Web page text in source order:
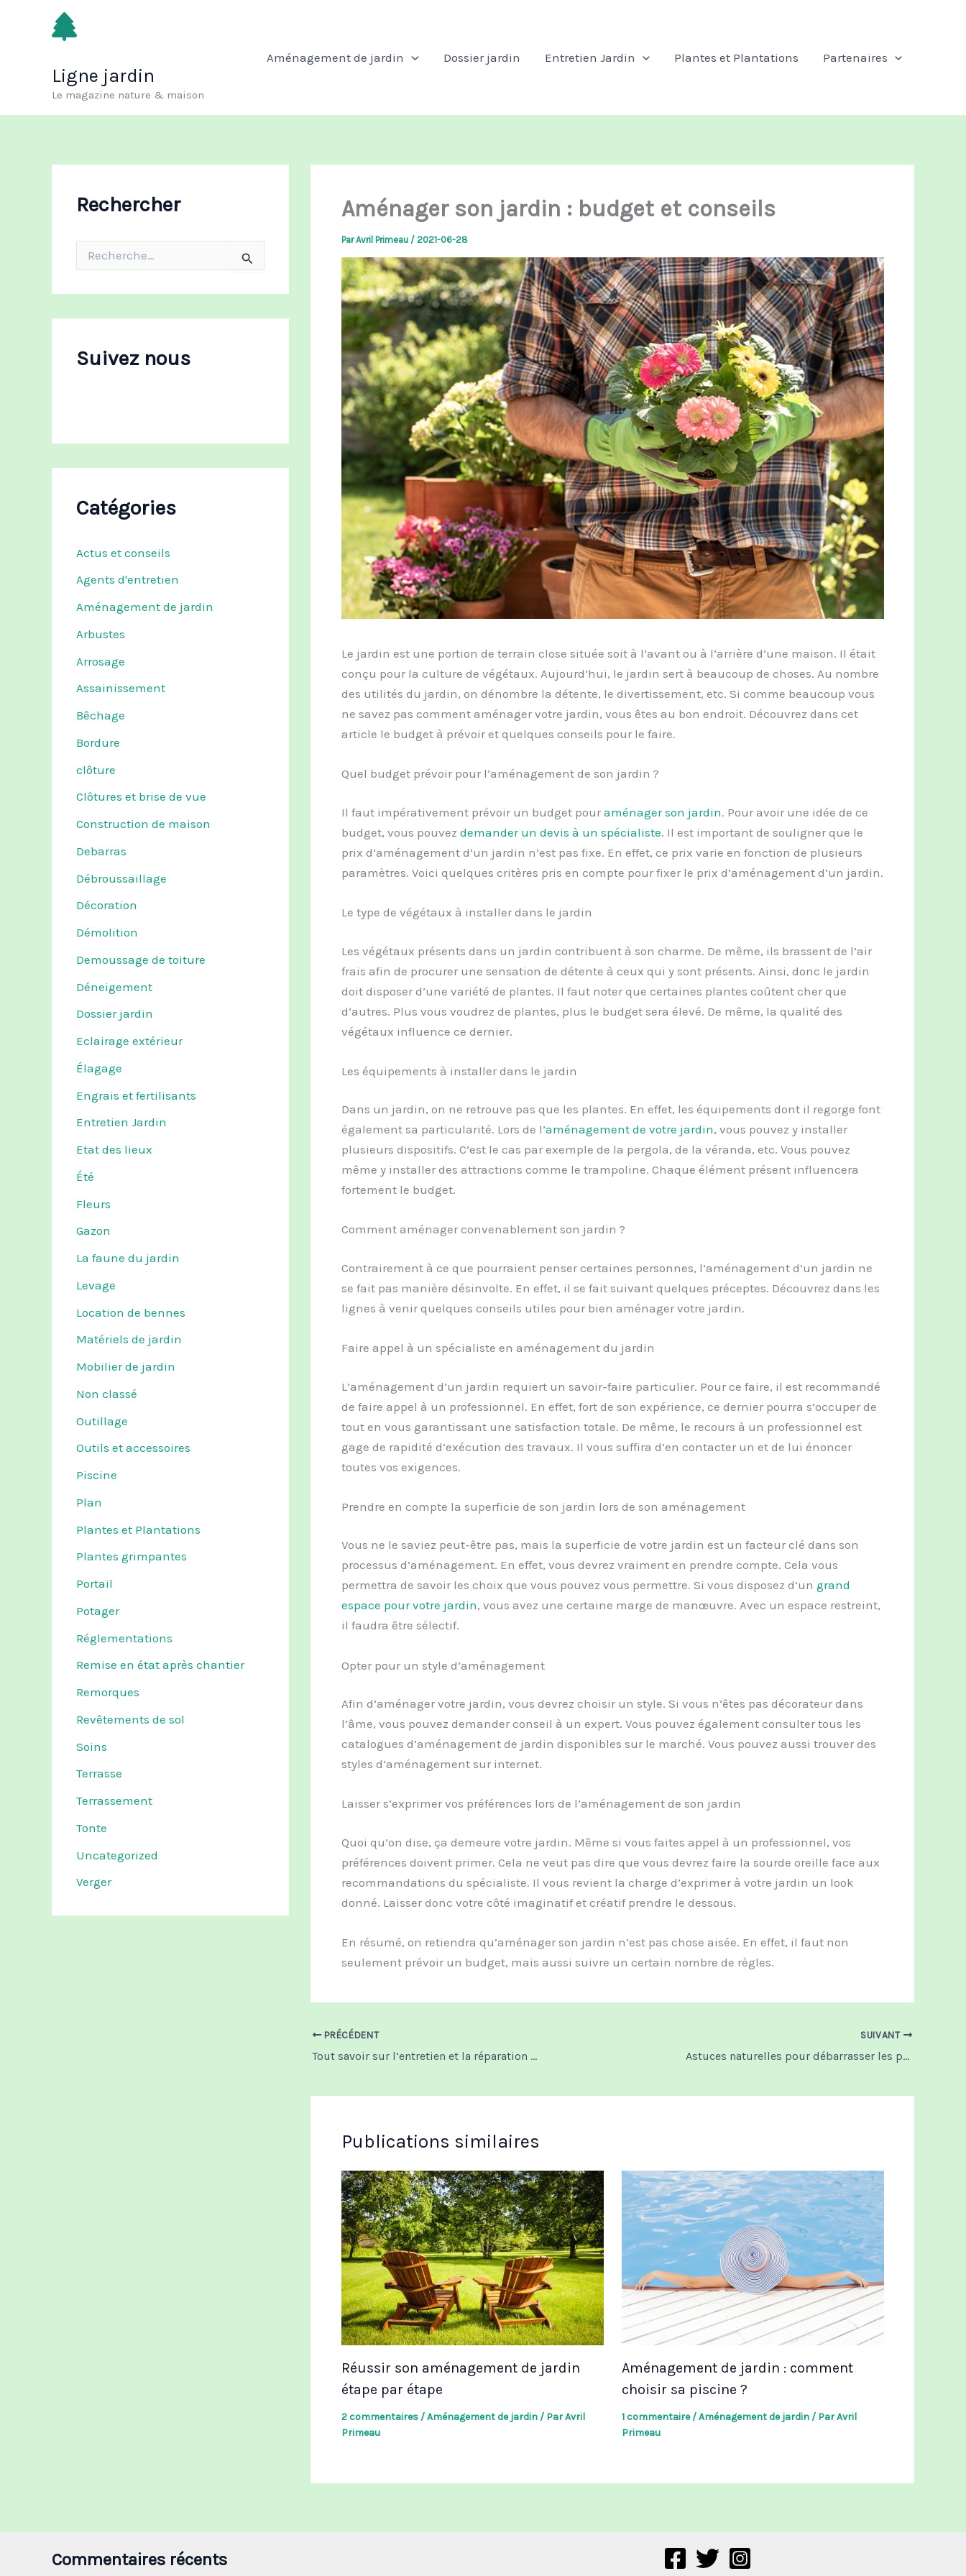
Ligne jardin
Le magazine nature & maison
Aménagement de jardin Dossier jardin Entretien Jardin Plantes et Plantations Partenaires
Rechercher
r
eSuivez nous
Catégories
Actus et conseils
Agents d'entretien
Aménagement de jardin
Arbustes
Arrosage
Assainissement
Bêchage
Bordure
clôture
Clôtures et brise de vue
Construction de maison
Debarras
Débroussaillage
Décoration
Démolition
Demoussage de toiture
Déneigement
Dossier jardin
Eclairage extérieur
Élagage
Engrais et fertilisants
Entretien Jardin
Etat des lieux
Été
Fleurs
Gazon
La faune du jardin
Levage
Location de bennes
Matériels de jardin
Mobilier de jardin
Non classé
Outillage
Outils et accessoires
Piscine
Plan
Plantes et Plantations
Plantes grimpantes
Portail
Potager
Réglementations
Remise en état après chantier
Remorques
Revêtements de sol
Soins
Terrasse
Terrassement
Tonte
Uncategorized
Verger
Aménager son jardin : budget et conseils
ParAvril Primeau / 2021-06-28
Le jardin est une portion de terrain close située soit à l’avant ou à l’arrière d’une maison. Il était
conçu pour la culture de végétaux. Aujourd’hui, le jardin sert à beaucoup de choses. Au nombre
des utilités du jardin, on dénombre la détente, le divertissement, etc. Si comme beaucoup vous
ne savez pas comment aménager votre jardin, vous êtes au bon endroit. Découvrez dans cet
article le budget à prévoir et quelques conseils pour le faire.
Quel budget prévoir pour l’aménagement de son jardin ?
Il faut impérativement prévoir un budget pour aménager son jardin. Pour avoir une idée de ce
budget, vous pouvez demander un devis à un spécialiste. Il est important de souligner que le
prix d’aménagement d’un jardin n’est pas fixe. En effet, ce prix varie en fonction de plusieurs
paramètres. Voici quelques critères pris en compte pour fixer le prix d’aménagement d’un jardin.
Le type de végétaux à installer dans le jardin
Les végétaux présents dans un jardin contribuent à son charme. De même, ils brassent de l’air
frais afin de procurer une sensation de détente à ceux qui y sont présents. Ainsi, donc le jardin
doit disposer d’une variété de plantes. Il faut noter que certaines plantes coûtent cher que
d’autres. Plus vous voudrez de plantes, plus le budget sera élevé. De même, la qualité des
végétaux influence ce dernier.
Les équipements à installer dans le jardin
Dans un jardin, on ne retrouve pas que les plantes. En effet, les équipements dont il regorge font
également sa particularité. Lors de l’aménagement de votre jardin, vous pouvez y installer
plusieurs dispositifs. C’est le cas par exemple de la pergola, de la véranda, etc. Vous pouvez
même y installer des attractions comme le trampoline. Chaque élément présent influencera
fortement le budget.
Comment aménager convenablement son jardin ?
Contrairement à ce que pourraient penser certaines personnes, l’aménagement d’un jardin ne
se fait pas manière désinvolte. En effet, il se fait suivant quelques préceptes. Découvrez dans les
lignes à venir quelques conseils utiles pour bien aménager votre jardin.
Faire appel à un spécialiste en aménagement du jardin
L’aménagement d’un jardin requiert un savoir-faire particulier. Pour ce faire, il est recommandé
de faire appel à un professionnel. En effet, fort de son expérience, ce dernier pourra s’occuper de
tout en vous garantissant une satisfaction totale. De même, le recours à un professionnel est
gage de rapidité d’exécution des travaux. Il vous suffira d’en contacter un et de lui énoncer
toutes vos exigences.
Prendre en compte la superficie de son jardin lors de son aménagement
Vous ne le saviez peut-être pas, mais la superficie de votre jardin est un facteur clé dans son
processus d’aménagement. En effet, vous devrez vraiment en prendre compte. Cela vous
permettra de savoir les choix que vous pouvez vous permettre. Si vous disposez d’un grand
espace pour votre jardin, vous avez une certaine marge de manœuvre. Avec un espace restreint,
il faudra être sélectif.
Opter pour un style d’aménagement
Afin d’aménager votre jardin, vous devrez choisir un style. Si vous n’êtes pas décorateur dans
l’âme, vous pouvez demander conseil à un expert. Vous pouvez également consulter tous les
catalogues d’aménagement de jardin disponibles sur le marché. Vous pouvez aussi trouver des
styles d’aménagement sur internet.
Laisser s’exprimer vos préférences lors de l’aménagement de son jardin
Quoi qu’on dise, ça demeure votre jardin. Même si vous faites appel à un professionnel, vos
préférences doivent primer. Cela ne veut pas dire que vous devrez faire la sourde oreille face aux
recommandations du spécialiste. Il vous revient la charge d’exprimer à votre jardin un look
donné. Laisser donc votre côté imaginatif et créatif prendre le dessous.
En résumé, on retiendra qu’aménager son jardin n’est pas chose aisée. En effet, il faut non
seulement prévoir un budget, mais aussi suivre un certain nombre de règles.
PRÉCÉDENT
Tout savoir sur l’entretien et la réparation d’une scie à chaîne
SUIVANT
Astuces naturelles pour débarrasser les parasites du jardin
Publications similaires
Réussir son aménagement de jardin
étape par étape
2 commentaires /Aménagement de jardin/ ParAvril
Primeau
Aménagement de jardin : comment
choisir sa piscine ?
1 commentaire /Aménagement de jardin/ ParAvril
Primeau
Commentaires récents